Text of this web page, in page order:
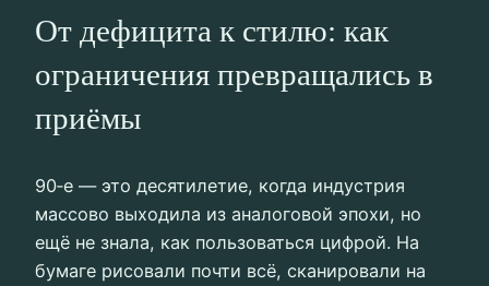
От дефицита к стилю: как
ограничения превращались в
приёмы
90‑е — это десятилетие, когда индустрия
массово выходила из аналоговой эпохи, но
ещё не знала, как пользоваться цифрой. На
бумаге рисовали почти всё, сканировали на